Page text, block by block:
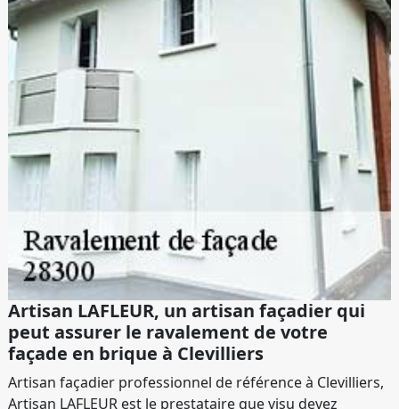
Artisan LAFLEUR, un artisan façadier qui
peut assurer le ravalement de votre
façade en brique à Clevilliers
Artisan façadier professionnel de référence à Clevilliers,
Artisan LAFLEUR est le prestataire que visu devez